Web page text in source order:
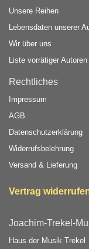
Unsere Reihen
Lebensdaten unserer
Wir über uns
Liste vorrätiger Autoren
Rechtliches
Impressum
AGB
Datenschutzerklärung
Widerrufsbelehrung
Versand & Lieferung
Vertrag
Joachim-Trekel-
Haus der Musik Trekel